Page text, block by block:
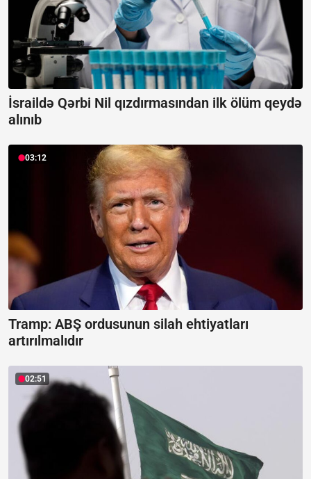
İsraildə Qərbi Nil qızdırmasından ilk ölüm qeydə
alınıb
03:12
Tramp: ABŞ ordusunun silah ehtiyatları
artırılmalıdır
02:51